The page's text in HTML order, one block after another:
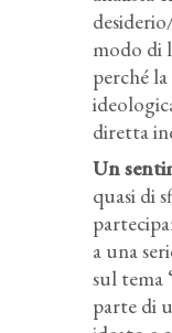
modo di
perché la
diretta
Un
quasi di
a una
sul tema
parte di